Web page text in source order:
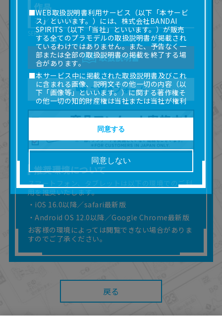
作品
ガンダムMSV
取扱説明書
ご意見フォーム
推奨環境について
スマートフォン、タブレットは以下の環境でのご利
用を推奨いたします。
・iOS 16.0以降／safari最新版
・Android OS 12.0以降／Google Chrome最新版
お客様の環境によっては閲覧できない場合がありま
すのでご了承ください。
戻る
■WEB取扱説明書利用サービス（以下「本サービ
ス」といいます。）には、株式会社BANDAI
SPIRITS（以下「当社」といいます。）が販売
する全てのプラモデルの取扱説明書が掲載され
ているわけではありません。また、予告なく一
部または全部の取扱説明書の掲載を終了する場
合があります。
■本サービス中に掲載された取扱説明書及びこれ
に含まれる画像、説明文その他一切の内容（以
下「画像等」といいます。）に関する著作権そ
の他一切の知的財産権は当社または当社が権利
の許諾を受ける第三者に帰属します。
使用（本サービス内の意見投稿の目的での画像
等の利用を含みます。）を超えて使用（複製、
複写、改変、掲示、頒布、配信、販売、出版等
を含むがこれに限りません。）することは禁止
いたします。
■掲載している取扱説明書は、お客様が購入され
た商品に同梱されたものと異なる場合がありま
す。
■対象商品仕様の変更などにより、取扱説明書の
内容は予告なく変更される場合があります。
■当社は、取扱説明書の正確性確保に努めており
ますが、取扱説明書の完全性を保証するもので
はありません。
■お客様のご利用環境によっては、本サービスを
ご利用いただけない場合があります。
かったことにより利用者に何らかの損害が生じ
たとしても、当社は何らの責任を負いません。
また、本サイトを利用したことによって、利用
同意しない
同意する